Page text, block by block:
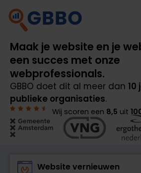
Maak je website en je
een succes met onze
webprofessionals.
GBBO doet dit al meer dan 10
publieke organisaties.
Wij scoren een 8,5 uit
Website vernieuwen